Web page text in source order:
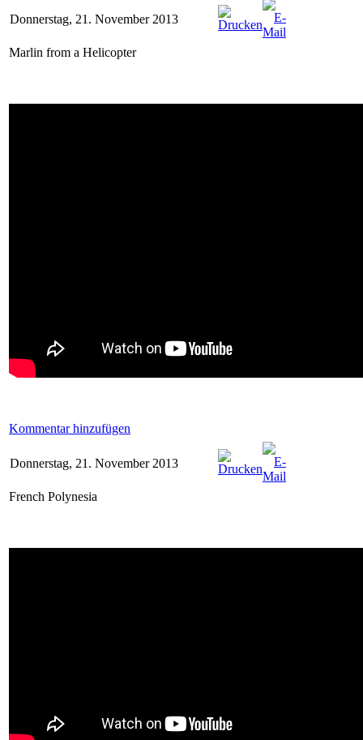
Donnerstag, 21. November 2013
Marlin from a Helicopter
Kommentar hinzufügen
Donnerstag, 21. November 2013
French Polynesia